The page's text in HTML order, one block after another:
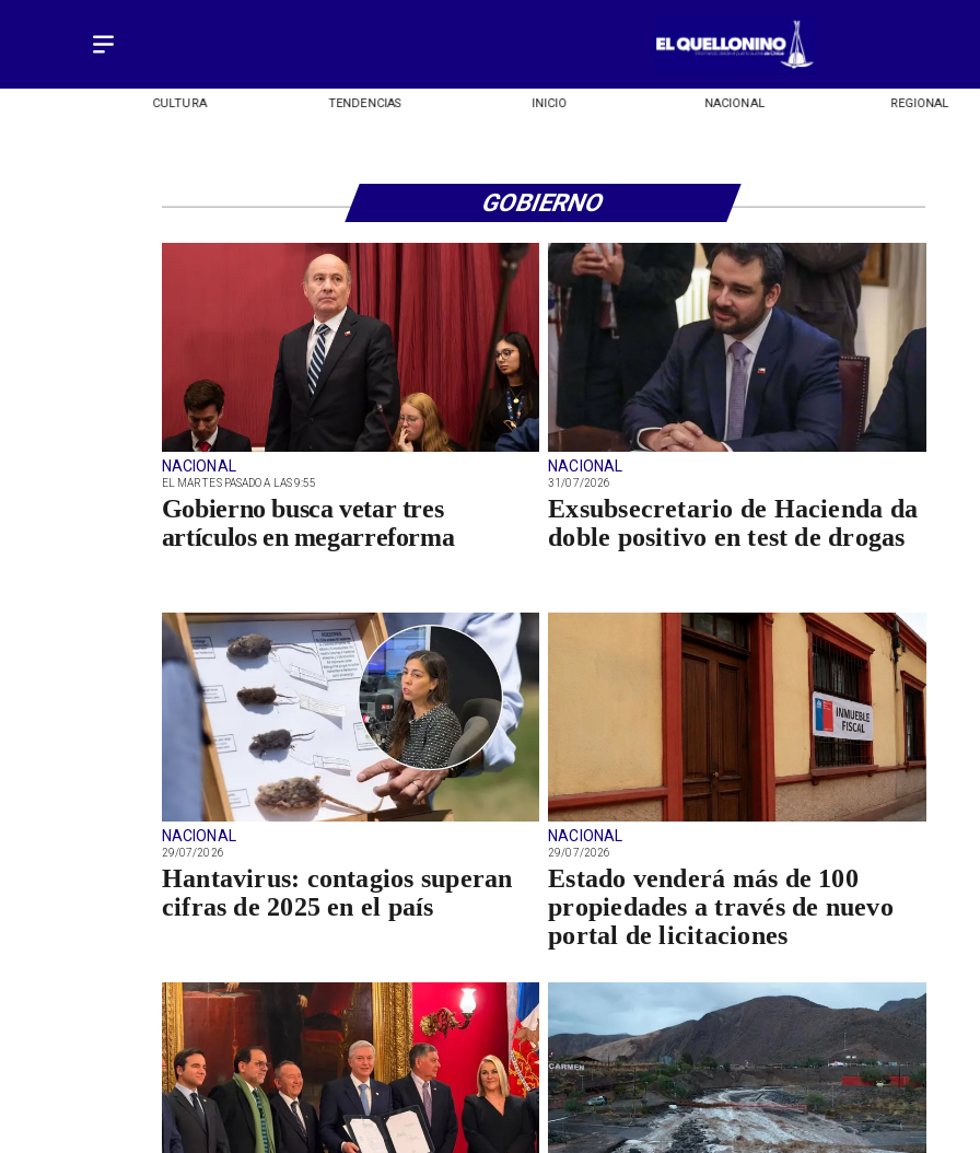
CULTURA TENDENCIAS INICIO NACIONAL REGIONAL
NACIONAL
EL MARTES PASADO A LAS 9:55
Gobierno busca vetar tres
artículos en megarreforma
NACIONAL
31/07/2026
Exsubsecretario de Hacienda da
doble positivo en test de drogas
NACIONAL
29/07/2026
Hantavirus: contagios superan
cifras de 2025 en el país
NACIONAL
29/07/2026
Estado venderá más de 100
propiedades a través de nuevo
portal de licitaciones
GOBIERNO